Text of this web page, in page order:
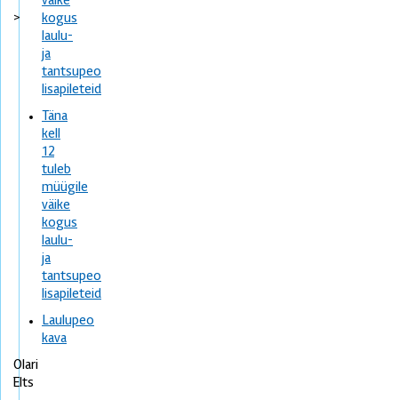
>
Olari
Elts
kogus
laulu-
ja
tantsupeo
lisapileteid
Täna
kell
12
tuleb
müügile
väike
kogus
laulu-
ja
tantsupeo
lisapileteid
Laulupeo
kava